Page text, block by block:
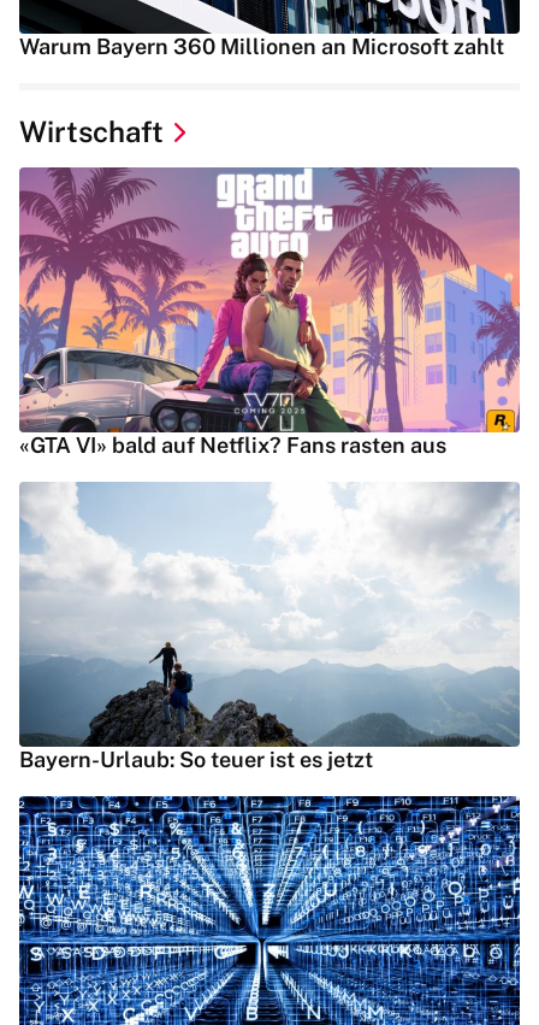
Warum Bayern 360 Millionen an Microsoft zahlt
Wirtschaft
«GTA VI» bald auf Netflix? Fans rasten aus
Bayern-Urlaub: So teuer ist es jetzt